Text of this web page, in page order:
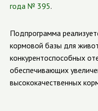
года № 395.
Подпрограмма
кормовой базы для
конкурентоспособных
обеспечивающих
высококачественных